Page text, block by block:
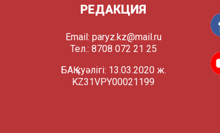
РЕДАКЦИЯ
Email: paryz.kz@mail.ru
Тел.: 8708 072 21 25
БАҚ куәлігі: 13.03.2020 ж.
KZ31VPY00021199